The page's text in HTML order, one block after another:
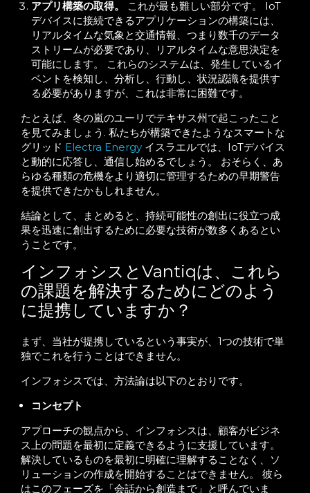
アプリ構築の取得。
これが最も難しい部分です。 IoT
デバイスに接続できるアプリケーションの構築には、
リアルタイムな気象と交通情報、つまり数千のデータ
ストリームが必要であり、リアルタイムな意思決定を
可能にします。 これらのシステムは、発生しているイ
ベントを検知し、分析し、行動し、状況認識を提供す
る必要がありますが、これは非常に困難です。
たとえば、冬の嵐のユーリでテキサス州で起こったこと
を見てみましょう . 私たちが構築できたようなスマートな
グリッド Electra Energy イスラエルでは、IoTデバイス
と動的に応答し、通信し始めるでしょう。 おそらく、あ
らゆる種類の危機をより適切に管理するための早期警告
を提供できたかもしれません。
結論として、まとめると、持続可能性の創出に役立つ成
果を迅速に創出するために必要な技術が数多くあるとい
うことです。
インフォシスとVantiqは、これら
の課題を解決するためにどのよう
に提携していますか？
まず、当社が提携しているという事実が、1つの技術で単
独でこれを行うことはできません。
インフォシスでは、方法論は以下のとおりです。
コンセプト
アプローチの観点から、インフォシスは、顧客がビジネ
ス上の問題を最初に定義できるように支援しています。
解決しているものを最初に明確に理解することなく、ソ
リューションの作成を開始することはできません。 彼ら
はこのフェーズを「会話から創造まで」と呼んでいま